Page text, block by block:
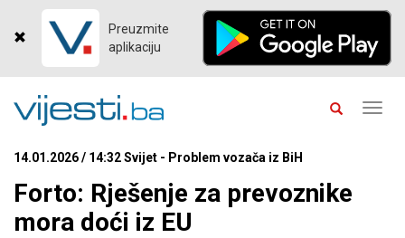
Preuzmite
aplikaciju
14.01.2026 / 14:32 Svijet - Problem vozača iz BiH
Forto: Rješenje za prevoznike
mora doći iz EU